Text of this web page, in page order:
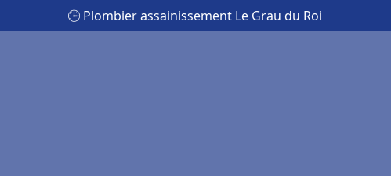
🕒 Plombier assainissement Le Grau du Roi